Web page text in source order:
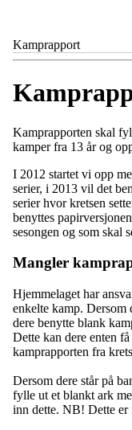
Kamprapport
Kamprapporten skal
kamper fra 13 år og
I 2012 startet vi opp
serier, i 2013 vil det
serier hvor kretsen
benyttes
sesongen og som skal
Mangler
Hjemmelaget har
enkelte kamp. Dersom
dere benytte blank
Dette kan dere enten
kamprapporten fra
Dersom dere står på
fylle ut et blankt ark
inn dette. NB! Dette er